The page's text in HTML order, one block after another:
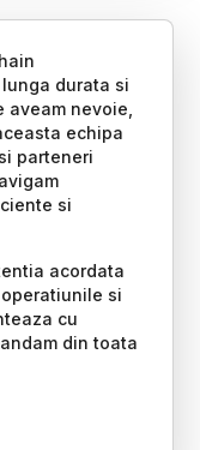
durata si
nevoie,
echipa
parteneri
si
acordata
si
cu
din toata